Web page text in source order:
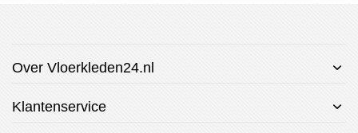
Over Vloerkleden24.nl
Klantenservice